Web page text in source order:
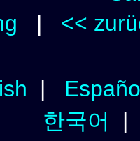
| <<
|
한국어